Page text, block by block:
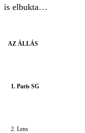
is elbukta…
AZ ÁLLÁS
1. Paris SG
2. Lens